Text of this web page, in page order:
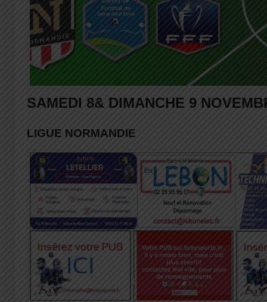
SAMEDI 8& DIMANCHE 9
LIGUE NORMANDIE